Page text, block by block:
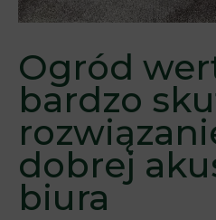
Ogród
bardzo
dobrej
biura